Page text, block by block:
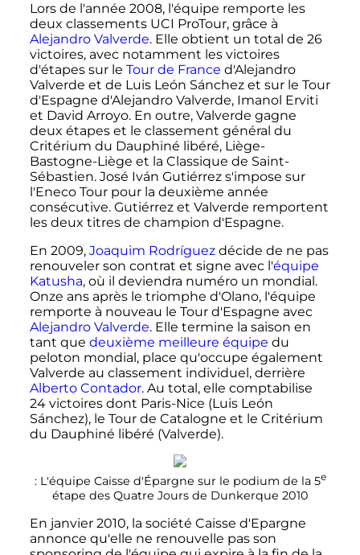
Lors de l'année 2008, l'équipe remporte les
deux classements UCI ProTour, grâce à
Alejandro Valverde. Elle obtient un total de 26
victoires, avec notamment les victoires
d'étapes sur le Tour de France d'Alejandro
Valverde et de Luis León Sánchez et sur le Tour
d'Espagne d'Alejandro Valverde, Imanol Erviti
et David Arroyo. En outre, Valverde gagne
deux étapes et le classement général du
Critérium du Dauphiné libéré, Liège-
Bastogne-Liège et la Classique de Saint-
Sébastien. José Iván Gutiérrez s'impose sur
l'Eneco Tour pour la deuxième année
consécutive. Gutiérrez et Valverde remportent
les deux titres de champion d'Espagne.
En 2009, Joaquim Rodríguezdécide de ne pas
renouveler son contrat et signe avec l'équipe
Katusha, où il deviendra numéro un mondial.
Onze ans après le triomphe d'Olano, l'équipe
remporte à nouveau le Tour d'Espagne avec
Alejandro Valverde. Elle termine la saison en
tant que deuxième meilleure équipe du
peloton mondial, place qu'occupe également
Valverde au classement individuel, derrière
Alberto Contador. Au total, elle comptabilise
24 victoires dont Paris-Nice (Luis León
Sánchez), le Tour de Catalogne et le Critérium
du Dauphiné libéré (Valverde).
: L'équipe Caisse d'Épargne sur le podium de la 5e
étape des Quatre Jours de Dunkerque 2010
En janvier 2010, la société Caisse d'Epargne
annonce qu'elle ne renouvelle pas son